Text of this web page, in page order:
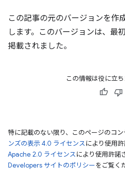
この記事の元のバージョンを作
します。このバージョンは、最
掲載されました。
この情報は役に立
特に記載のない限り、このページのコ
ンズの表示 4.0 ライセンスにより使用
Apache 2.0 ライセンスにより使用許諾
Developers サイトのポリシーをご覧く